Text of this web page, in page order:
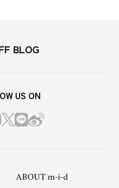
BLOG
US ON
ABOUT m-i-d